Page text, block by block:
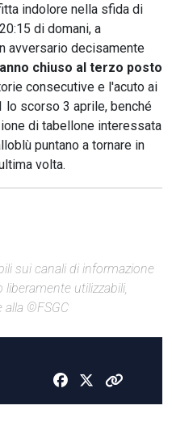
indolore nella sfida di
di domani, a
avversario decisamente
chiuso al terzo posto
consecutive e l'acuto ai
lo scorso 3 aprile, benché
di tabellone interessata
puntano a tornare in
volta.
sui canali di informazione
utilizzabili,
alla ©FSGC